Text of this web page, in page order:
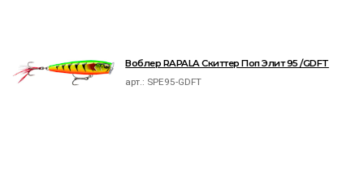
Воблер RAPALA Скиттер Поп Элит 95 /GDFT
арт.: SPE95-GDFT